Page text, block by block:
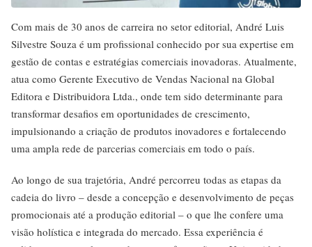
Com mais de 30 anos de carreira no setor editorial, André Luis
Silvestre Souza é um profissional conhecido por sua expertise em
gestão de contas e estratégias comerciais inovadoras. Atualmente,
atua como Gerente Executivo de Vendas Nacional na Global
Editora e Distribuidora Ltda., onde tem sido determinante para
transformar desafios em oportunidades de crescimento,
impulsionando a criação de produtos inovadores e fortalecendo
uma ampla rede de parcerias comerciais em todo o país.
Ao longo de sua trajetória, André percorreu todas as etapas da
cadeia do livro – desde a concepção e desenvolvimento de peças
promocionais até a produção editorial – o que lhe confere uma
visão holística e integrada do mercado. Essa experiência é